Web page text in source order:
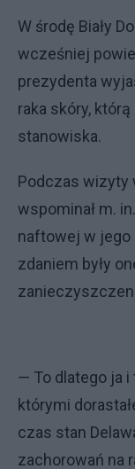
W środę Biały
wcześniej
prezydenta
raka skóry,
stanowiska.
Podczas wizyty
wspominał m.
naftowej w jego
zdaniem były
— To dlatego ja
którymi
czas stan
zachorowań na